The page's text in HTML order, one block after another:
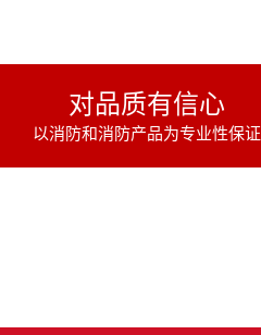
对品质有信心
以消防和消防产品为专业性保证